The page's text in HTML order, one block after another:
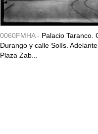
0060FMHA - Palacio Taranco.
Durango y calle Solís.
Plaza Zab...